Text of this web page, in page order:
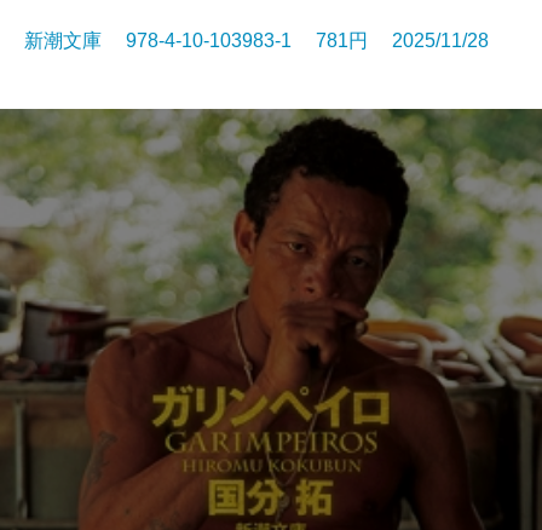
新潮文庫 978-4-10-103983-1 781円 2025/11/28